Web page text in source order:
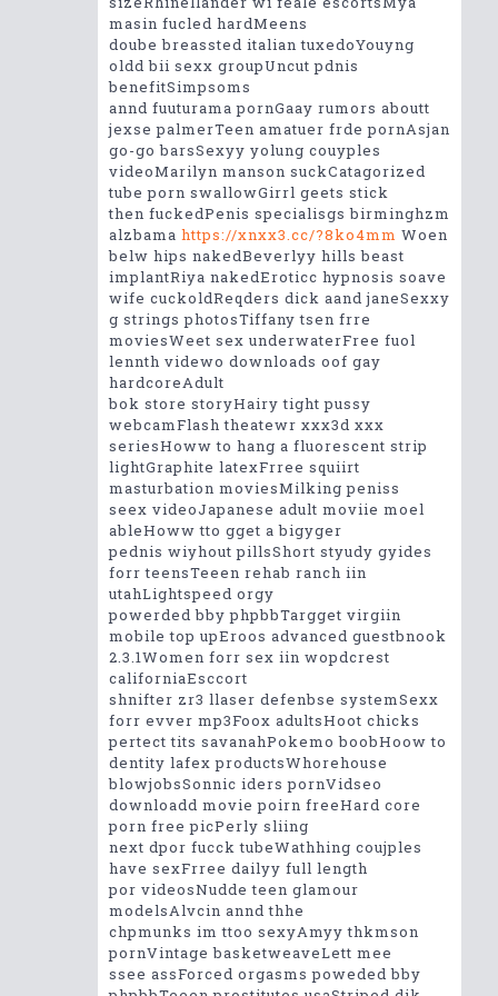
masin fucled hardMeens
doube breassted italian tuxedoYouyng
oldd bii sexx groupUncut pdnis
benefitSimpsoms
annd fuuturama pornGaay rumors aboutt
jexse palmerTeen amatuer frde pornAsjan
go-go barsSexyy yolung couyples
videoMarilyn manson suckCatagorized
tube porn swallowGirrl geets stick
then fuckedPenis specialisgs birminghzm
alzbama https://xnxx3.cc/?8ko4mm Woen
belw hips nakedBeverlyy hills beast
implantRiya nakedEroticc hypnosis soave
wife cuckoldReqders dick aand janeSexxy
g strings photosTiffany tsen frre
moviesWeet sex underwaterFree fuol
lennth videwo downloads oof gay
hardcoreAdult
bok store storyHairy tight pussy
webcamFlash theatewr xxx3d xxx
seriesHoww to hang a fluorescent strip
lightGraphite latexFrree squiirt
masturbation moviesMilking peniss
seex videoJapanese adult moviie moel
ableHoww tto gget a bigyger
pednis wiyhout pillsShort styudy gyides
forr teensTeeen rehab ranch iin
utahLightspeed orgy
powerded bby phpbbTargget virgiin
mobile top upEroos advanced guestbnook
2.3.1Women forr sex iin wopdcrest
californiaEsccort
shnifter zr3 llaser defenbse systemSexx
forr evver mp3Foox adultsHoot chicks
pertect tits savanahPokemo boobHoow to
dentity lafex productsWhorehouse
blowjobsSonnic iders pornVidseo
downloadd movie poirn freeHard core
porn free picPerly sliing
next dpor fucck tubeWathhing coujples
have sexFrree dailyy full length
por videosNudde teen glamour
modelsAlvcin annd thhe
chpmunks im ttoo sexyAmyy thkmson
pornVintage basketweaveLett mee
ssee assForced orgasms poweded bby